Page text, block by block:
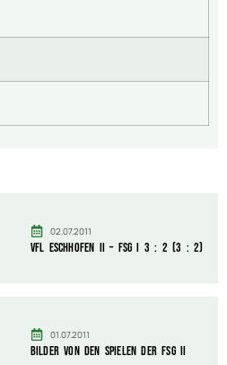
02.07.2011
Vfl Eschhofen II – FSG I 3 : 2 (3 : 2)
01.07.2011
Bilder von den Spielen der FSG II